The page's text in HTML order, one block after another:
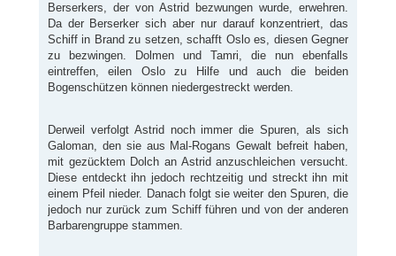
Berserkers, der von Astrid bezwungen wurde, erwehren.
Da der Berserker sich aber nur darauf konzentriert, das
Schiff in Brand zu setzen, schafft Oslo es, diesen Gegner
zu bezwingen. Dolmen und Tamri, die nun ebenfalls
eintreffen, eilen Oslo zu Hilfe und auch die beiden
Bogenschützen können niedergestreckt werden.
Derweil verfolgt Astrid noch immer die Spuren, als sich
Galoman, den sie aus Mal-Rogans Gewalt befreit haben,
mit gezücktem Dolch an Astrid anzuschleichen versucht.
Diese entdeckt ihn jedoch rechtzeitig und streckt ihn mit
einem Pfeil nieder. Danach folgt sie weiter den Spuren, die
jedoch nur zurück zum Schiff führen und von der anderen
Barbarengruppe stammen.